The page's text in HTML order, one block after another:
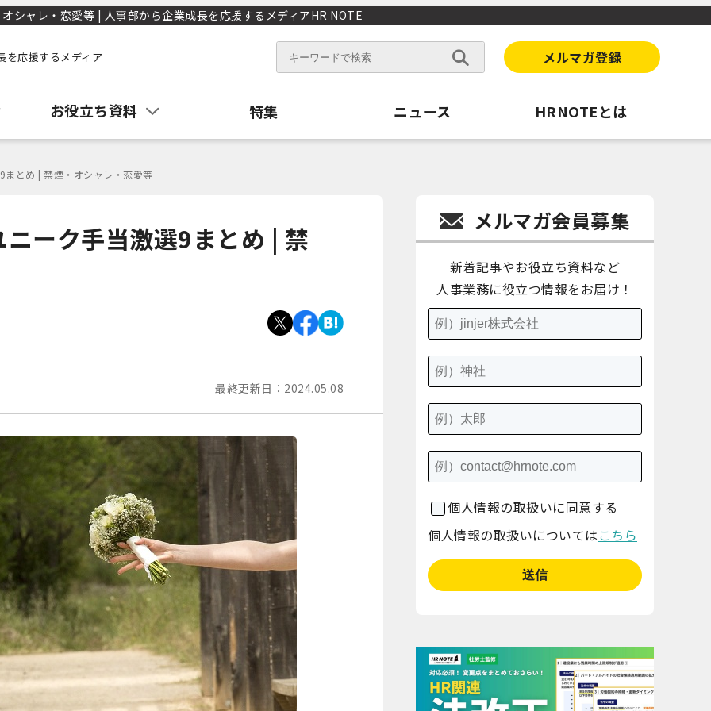
シャレ・恋愛等 | 人事部から企業成長を応援するメディアHR NOTE
を応援するメディア メルマガ登録
お役立ち資料 特集 ニュース HRNOTEとは
とめ | 禁煙・オシャレ・恋愛等
ーク手当激選9まとめ | 禁
最終更新日： 2024.05.08
メルマガ会員募集
新着記事やお役立ち資料など
人事業務に役立つ情報をお届け！
個人情報の取扱いに同意する
個人情報の取扱いについては こちら